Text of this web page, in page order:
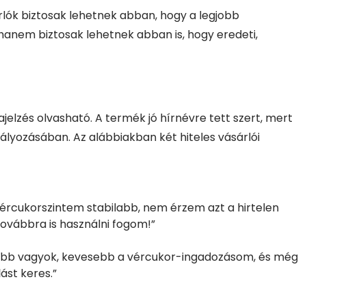
biztosak lehetnek abban, hogy a legjobb
biztosak lehetnek abban is, hogy eredeti,
olvasható. A termék jó hírnévre tett szert, mert
Az alábbiakban két hiteles vásárlói
stabilabb, nem érzem azt a hirtelen
is használni fogom!”
vagyok, kevesebb a vércukor-ingadozásom, és még
keres.”